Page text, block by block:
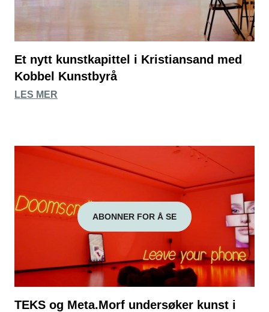
Et nytt kunstkapittel i Kristiansand med
Kobbel Kunstbyrå
LES MER
ABONNER FOR Å SE
TEKS og Meta.Morf undersøker kunst i